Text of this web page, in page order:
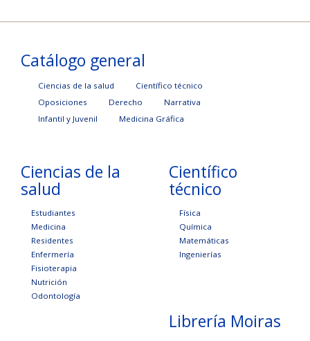
Catálogo general
Ciencias de la salud
Científico técnico
Oposiciones
Derecho
Narrativa
Infantil y Juvenil
Medicina Gráfica
Ciencias de la
salud
Estudiantes
Medicina
Residentes
Enfermería
Fisioterapia
Nutrición
Odontología
Científico
técnico
Física
Química
Matemáticas
Ingenierías
Librería Moiras